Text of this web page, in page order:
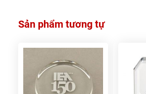
Sản phẩm tương tự